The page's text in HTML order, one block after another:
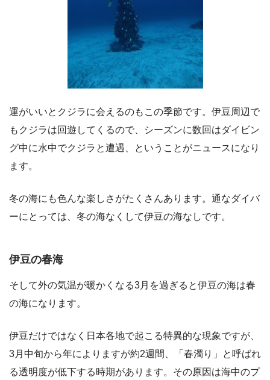
運がいいとクジラに会えるのもこの季節です。伊豆周辺で
もクジラは回遊してくるので、シーズンに数回はダイビン
グ中に水中でクジラと遭遇、ということがニュースになり
ます。
冬の海にも色んな楽しさがたくさんあります。通なダイバ
ーにとっては、冬の海なくして伊豆の海なしです。
伊豆の春海
そして外の気温が暖かくなる3月を過ぎると伊豆の海は春
の海になります。
伊豆だけではなく日本各地で起こる特異的な現象ですが、
3月中旬から年によりますが約2週間、「春濁り」と呼ばれ
る透明度が低下する時期があります。その原因は海中のプ